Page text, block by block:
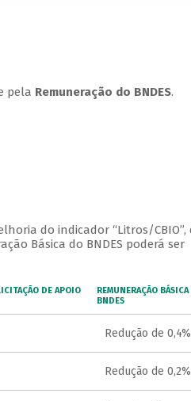
pela Remuneração do BNDES.
do indicador “Litros/CBIO”,
Básica do BNDES poderá ser
DE APOIO
REMUNERAÇÃO
BNDES
Redução de
Redução de